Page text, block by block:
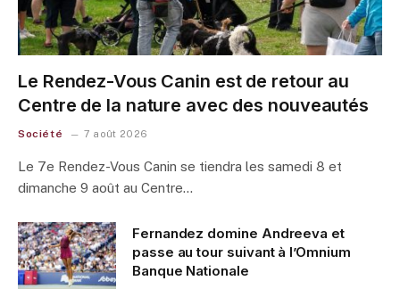
Le Rendez-Vous Canin est de retour au
Centre de la nature avec des nouveautés
Société 7 août 2026
Le 7e Rendez-Vous Canin se tiendra les samedi 8 et
dimanche 9 août au Centre…
Fernandez domine Andreeva et
passe au tour suivant à l’Omnium
Banque Nationale